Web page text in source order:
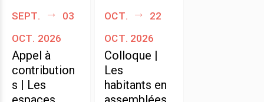
sept.
03
oct. 2026
Appel à
contribution
s | Les
oct.
22
oct. 2026
Colloque |
Les
habitants en